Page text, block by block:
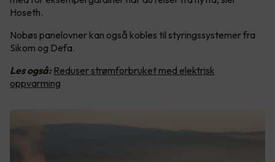
Hoseth.
Nobøs panelovner kan også kobles til styringssystemer fra
Sikom og Defa.
Les også: Reduser strømforbruket med elektrisk
oppvarming